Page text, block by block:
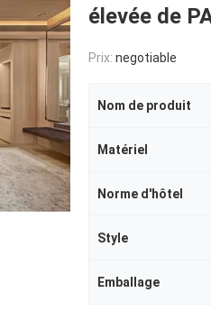
élevée de
Prix: negotiable
Nom de produit
Matériel
Norme d'hôtel
Style
Emballage